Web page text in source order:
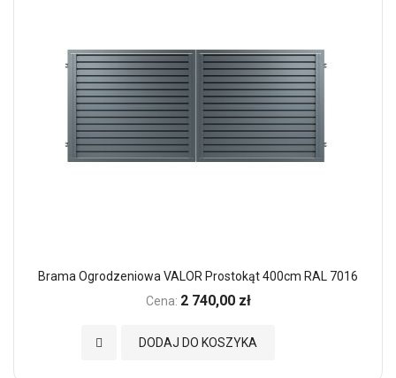
Brama Ogrodzeniowa VALOR Prostokąt 400cm RAL 7016
Cena: 2 740,00 zł
DODAJ DO KOSZYKA
Dodaj do Ulubionych